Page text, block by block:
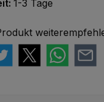
1-3 Tage